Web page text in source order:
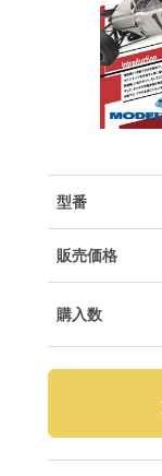
型番
販売価格
購入数